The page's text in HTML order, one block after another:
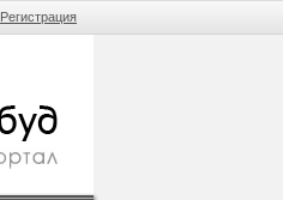
Регистрация